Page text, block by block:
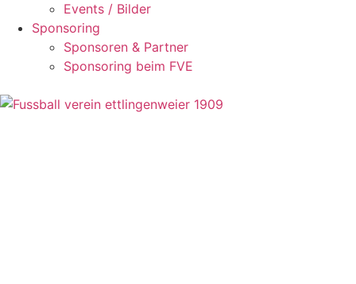
Events / Bilder
Sponsoring
Sponsoren & Partner
Sponsoring beim FVE